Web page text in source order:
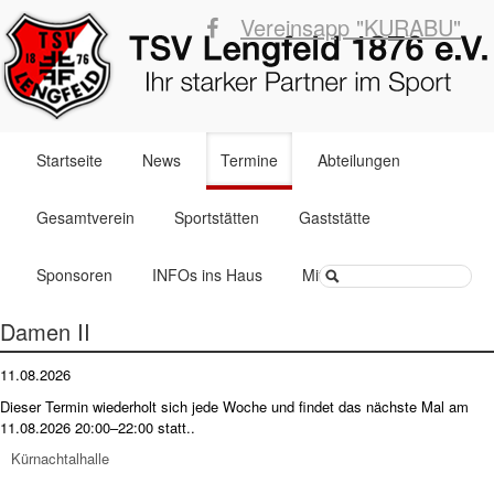
Vereinsapp "KURABU"
überspringen
Startseite News Termine Abteilungen
Gesamtverein Sportstätten Gaststätte
Sponsoren INFOs ins Haus Mitglied werden
Suchbegriffe
Damen II
11.08.2026
Dieser Termin wiederholt sich jede Woche und findet das nächste Mal am
11.08.2026 20:00–22:00 statt..
Kürnachtalhalle